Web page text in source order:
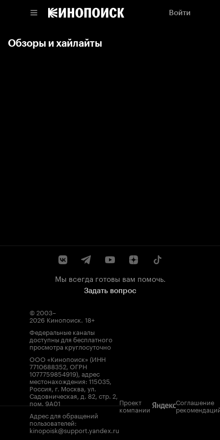
Войти
Обзоры и хайлайты
Мы всегда готовы вам помочь.
Задать вопрос
© 2003–
2026 Кинопоиск. 18+
Федеральные каналы
доступны для бесплатного
просмотра круглосуточно
ООО «Кинопоиск» (ИНН
7710688352, ОГРН
1077759854919), адрес
местонахождения: 115035,
Россия, г. Москва, ул.
Садовническая, д. 82, стр. 2,
пом. 9А01
Адрес для обращений
пользователей:
kinopoisk@support.yandex.ru
Проект
компании
Соглашение